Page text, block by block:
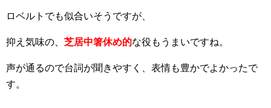
ロベルトでも似合いそうですが、
抑え気味の、 芝居中箸休め的な役もうまいですね。
声が通るので台詞が聞きやすく、表情も豊かでよかったで
す。